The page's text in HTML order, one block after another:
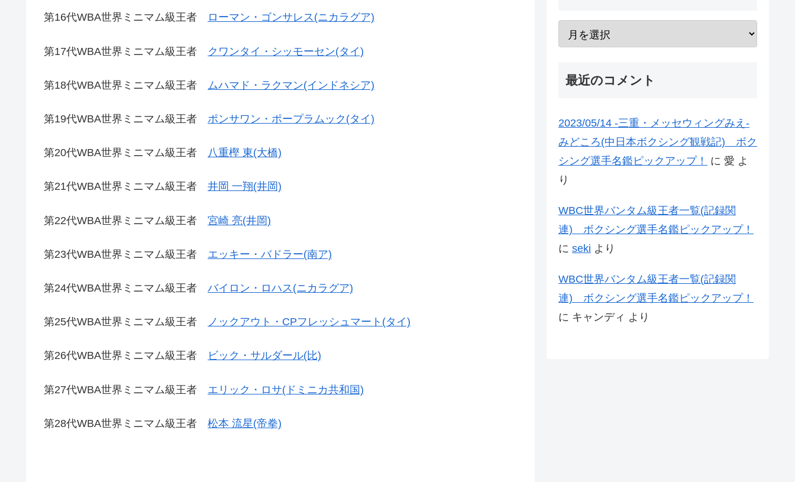
第16代WBA世界ミニマム級王者 ローマン・ゴンサレス(ニカラグア)
第17代WBA世界ミニマム級王者 クワンタイ・シッモーセン(タイ)
第18代WBA世界ミニマム級王者 ムハマド・ラクマン(インドネシア)
第19代WBA世界ミニマム級王者 ポンサワン・ポープラムック(タイ)
第20代WBA世界ミニマム級王者 八重樫 東(大橋)
第21代WBA世界ミニマム級王者 井岡 一翔(井岡)
第22代WBA世界ミニマム級王者 宮崎 亮(井岡)
第23代WBA世界ミニマム級王者 エッキー・バドラー(南ア)
第24代WBA世界ミニマム級王者 バイロン・ロハス(ニカラグア)
第25代WBA世界ミニマム級王者 ノックアウト・CPフレッシュマート(タイ)
第26代WBA世界ミニマム級王者 ビック・サルダール(比)
第27代WBA世界ミニマム級王者 エリック・ロサ(ドミニカ共和国)
第28代WBA世界ミニマム級王者 松本 流星(帝拳)
最近のコメント
2023/05/14 -三重・メッセウィングみえ-
みどころ(中日本ボクシング観戦記) ボク
シング選手名鑑ピックアップ！
に 愛 よ
り
WBC世界バンタム級王者一覧(記録関
連) ボクシング選手名鑑ピックアップ！
に seki より
WBC世界バンタム級王者一覧(記録関
連) ボクシング選手名鑑ピックアップ！
に キャンディ より